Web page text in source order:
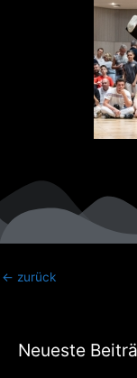
Neueste
← zurück